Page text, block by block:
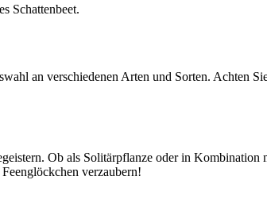
Schattenbeet.
an verschiedenen Arten und Sorten. Achten
Ob als Solitärpflanze oder in Kombination
verzaubern!